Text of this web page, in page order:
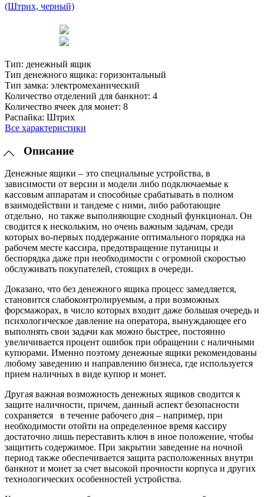
Тип: денежный ящик
Тип денежного ящика: горизонтальный
Тип замка: электромеханический
Количество отделений для банкнот: 4
Количество ячеек для монет: 8
Распайка: Штрих
Все характеристики
Описание
Денежные ящики – это специальные устройства, в
зависимости от версии и модели либо подключаемые к
кассовым аппаратам и способные срабатывать в полном
взаимодействии и тандеме с ними, либо работающие
отдельно, но также выполняющие сходный функционал. Он
сводится к нескольким, но очень важным задачам, среди
которых во-первых поддержание оптимального порядка на
рабочем месте кассира, предотвращение путаницы и
беспорядка даже при необходимости с огромной скоростью
обслуживать покупателей, стоящих в очереди.
Доказано, что без денежного ящика процесс замедляется,
становится слабоконтролируемым, а при возможных
форсмажорах, в число которых входит даже большая очередь и
психологическое давление на оператора, вынуждающее его
выполнять свои задачи как можно быстрее, постоянно
увеличивается процент ошибок при обращении с наличными
купюрами. Именно поэтому денежные ящики рекомендованы
любому заведению и направлению бизнеса, где используется
прием наличных в виде купюр и монет.
Другая важная возможность денежных ящиков сводится к
защите наличности, причем, данный аспект безопасности
сохраняется в течение рабочего дня – например, при
необходимости отойти на определенное время кассиру
достаточно лишь переставить ключ в иное положение, чтобы
защитить содержимое. При закрытии заведение на ночной
период также обеспечивается защита расположенных внутри
банкнот и монет за счет высокой прочности корпуса и других
технологических особенностей устройства.